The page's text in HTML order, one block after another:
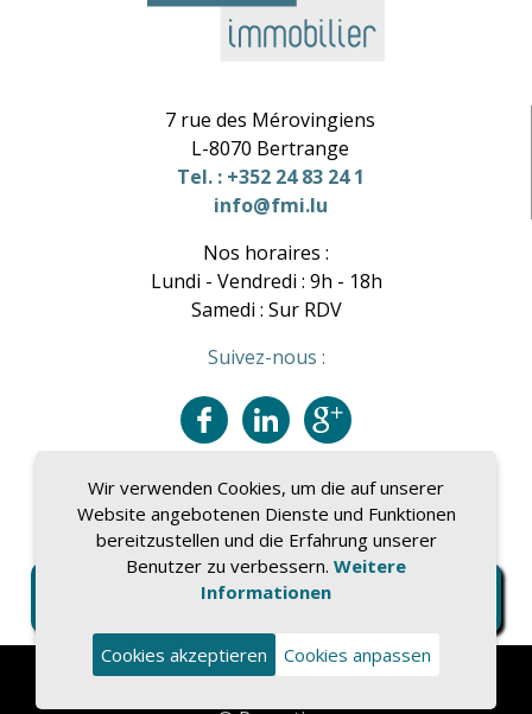
7 rue des Mérovingiens
L-8070 Bertrange
Tel. : +352 24 83 24 1
info@fmi.lu
Nos horaires :
Lundi - Vendredi : 9h - 18h
Samedi : Sur RDV
Suivez-nous :
Impressum|Datenschutz
Gebühren
Wir verwenden Cookies, um die auf unserer
Website angebotenen Dienste und Funktionen
bereitzustellen und die Erfahrung unserer
Benutzer zu verbessern. Weitere
Informationen
Cookies akzeptieren Cookies anpassen